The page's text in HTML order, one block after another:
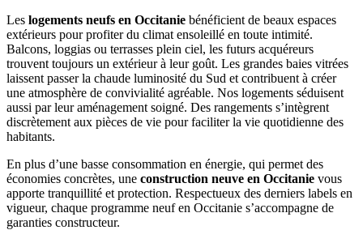
Les logements neufs en Occitanie bénéficient de beaux espaces
extérieurs pour profiter du climat ensoleillé en toute intimité.
Balcons, loggias ou terrasses plein ciel, les futurs acquéreurs
trouvent toujours un extérieur à leur goût. Les grandes baies vitrées
laissent passer la chaude luminosité du Sud et contribuent à créer
une atmosphère de convivialité agréable. Nos logements séduisent
aussi par leur aménagement soigné. Des rangements s’intègrent
discrètement aux pièces de vie pour faciliter la vie quotidienne des
habitants.
En plus d’une basse consommation en énergie, qui permet des
économies concrètes, une construction neuve en Occitanie vous
apporte tranquillité et protection. Respectueux des derniers labels en
vigueur, chaque programme neuf en Occitanie s’accompagne de
garanties constructeur.